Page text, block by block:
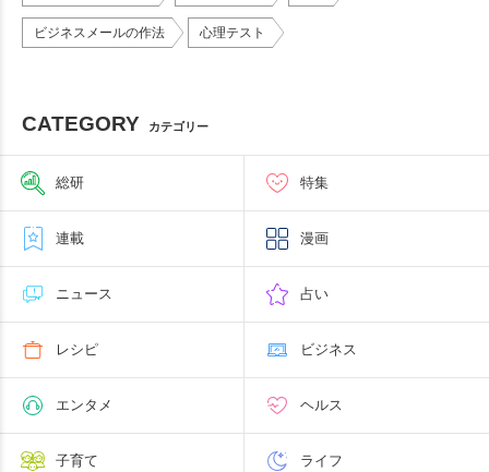
ビジネスメールの作法 心理テスト
CATEGORY カテゴリー
総研 特集
連載 漫画
ニュース 占い
レシピ ビジネス
エンタメ ヘルス
子育て ライフ